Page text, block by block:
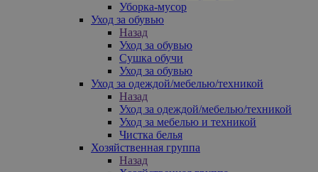
Уборка-мусор
Уход за обувью
Назад
Уход за обувью
Сушка обучи
Уход за обувью
Уход за одеждой/мебелью/техникой
Назад
Уход за одеждой/мебелью/техникой
Уход за мебелью и техникой
Чистка белья
Хозяйственная группа
Назад